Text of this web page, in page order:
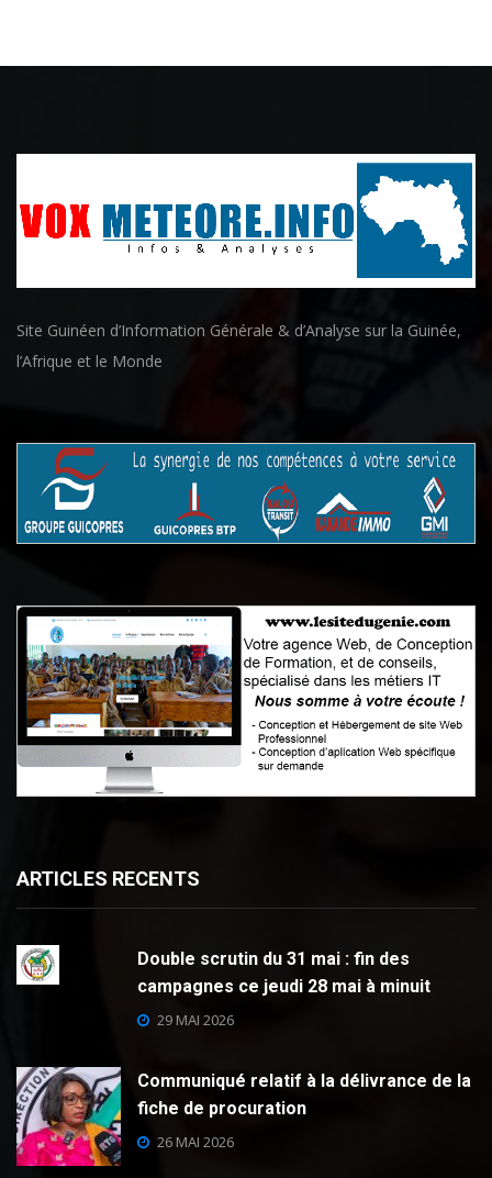
Site Guinéen d’Information Générale & d’Analyse sur la Guinée,
l’Afrique et le Monde
ARTICLES RECENTS
Double scrutin du 31 mai : fin des
campagnes ce jeudi 28 mai à minuit
29 MAI 2026
Communiqué relatif à la délivrance de la
fiche de procuration
26 MAI 2026